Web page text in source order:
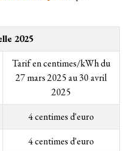
2025
Tarif en centimes/kWh du
27 mars 2025 au 30 avril
2025
4 centimes d'euro
4 centimes d'euro